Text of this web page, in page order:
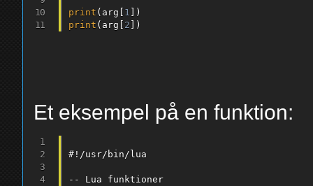
print ( arg 1
)
print ( arg 2 )
Et eksempel på en funktion:
#! /usr/ bin/lua
--
Lua funktioner